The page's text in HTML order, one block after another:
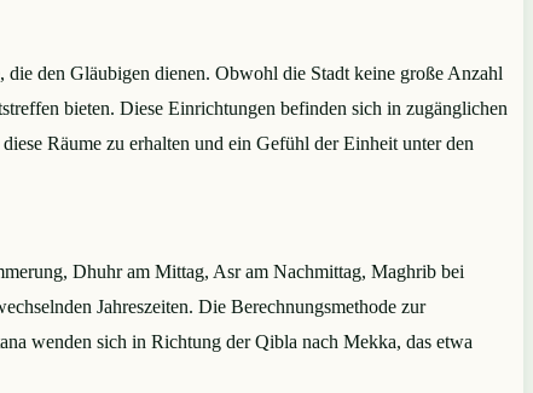
den Gläubigen dienen. Obwohl die Stadt keine große Anzahl
bieten. Diese Einrichtungen befinden sich in zugänglichen
Räume zu erhalten und ein Gefühl der Einheit unter den
Dhuhr am Mittag, Asr am Nachmittag, Maghrib bei
Jahreszeiten. Die Berechnungsmethode zur
wenden sich in Richtung der Qibla nach Mekka, das etwa